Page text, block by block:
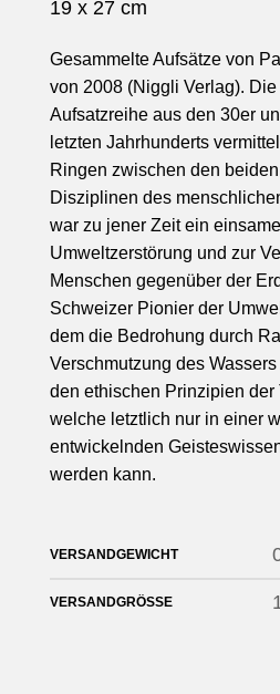
19 x 27 cm
Gesammelte Aufsätze von
von 2008 (Niggli Verlag).
Aufsatzreihe aus den 30er
letzten Jahrhunderts
Ringen zwischen den
Disziplinen des
war zu jener Zeit ein
Umweltzerstörung und zur
Menschen gegenüber der
Schweizer Pionier der
dem die Bedrohung durch
Verschmutzung des
den ethischen Prinzipien der
welche letztlich nur in einer
entwickelnden
werden kann.
VERSANDGEWICHT
VERSANDGRÖSSE